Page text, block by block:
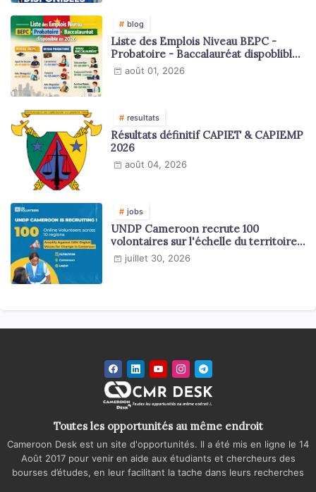
blog
Liste des Emplois Niveau BEPC -
Probatoire - Baccalauréat dispoblible
en 2026
août 01, 2026
resultats
Résultats définitif CAPIET & CAPIEMP
2026
août 04, 2026
jobs
UNDP Cameroon recrute 100
volontaires sur l'échelle du territoire
national
juillet 30, 2026
Toutes les opportunités au même endroit
Cameroon Desk est un site d'opportunités. Il a été mis en ligne le 14
Août 2017 pour venir en aide aux étudiants et chercheurs des
bourses d’études, en leur facilitant la tache dans leurs recherches